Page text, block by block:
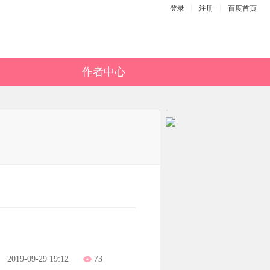
登录 注册 百度首页
作者中心
2019-09-29 19:12 73